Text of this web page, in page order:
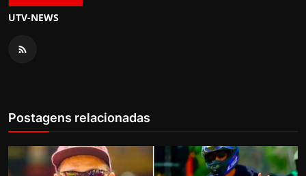
UTV-NEWS
Postagens relacionadas